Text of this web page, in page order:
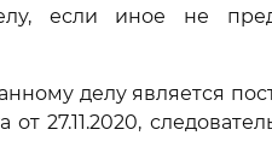
если иное не
делу является
27.11.2020,